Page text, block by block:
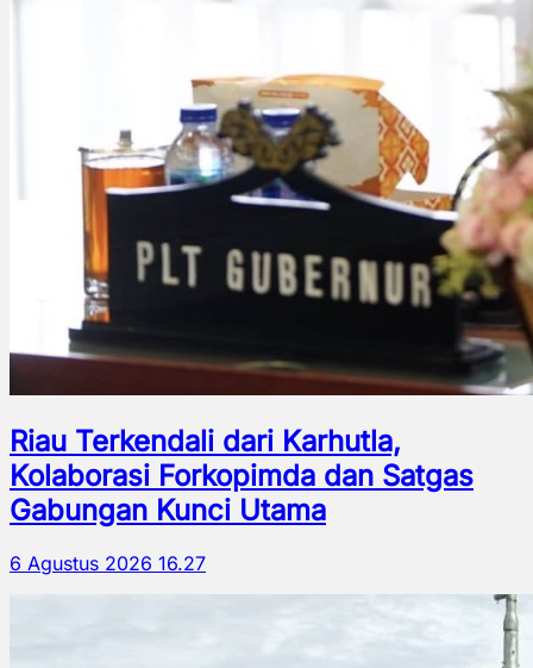
Riau Terkendali dari Karhutla,
Kolaborasi Forkopimda dan Satgas
Gabungan Kunci Utama
6 Agustus 2026 16.27